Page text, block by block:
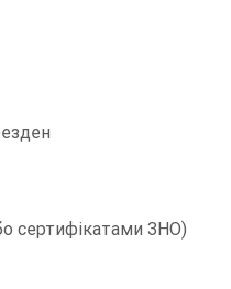
сертифікатами ЗНО)